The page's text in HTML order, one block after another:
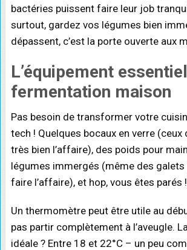
bactéries puissent faire leur job
surtout, gardez vos légumes bien
dépassent, c’est la porte ouverte aux
L’équipement essentiel
fermentation maison
Pas besoin de transformer votre
tech ! Quelques bocaux en verre
très bien l’affaire), des poids pour
légumes immergés (même des galets
faire l’affaire), et hop, vous êtes parés !
Un thermomètre peut être utile au
pas partir complètement à l’aveugle.
idéale ? Entre 18 et 22°C – un peu